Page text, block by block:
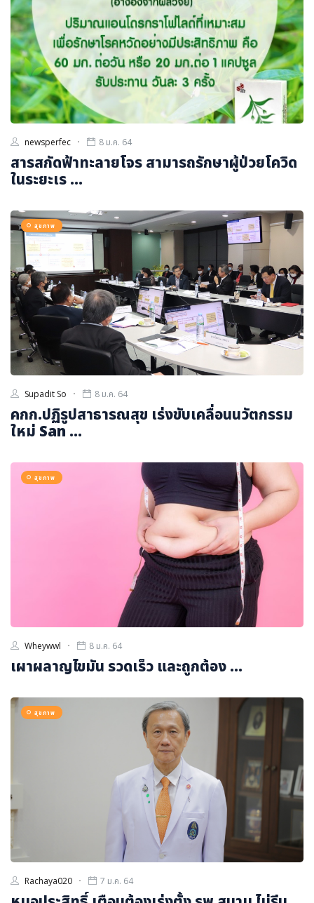
newsperfec 8 ม.ค. 64
สารสกัดฟ้าทะลายโจร สามารถรักษาผู้ป่วยโควิด
ในระยะเร ...
สุขภาพ
Supadit So 8 ม.ค. 64
คกก.ปฏิรูปสาธารณสุข เร่งขับเคลื่อนนวัตกรรม
ใหม่ San ...
สุขภาพ
Wheywwl 8 ม.ค. 64
เผาผลาญไขมัน รวดเร็ว และถูกต้อง ...
สุขภาพ
Rachaya020 7 ม.ค. 64